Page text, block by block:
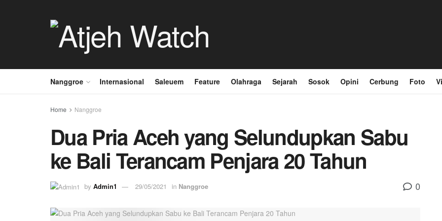
Nanggroe Internasional Saleuem Feature Olahraga Sejarah Sosok Opini Cerbung Foto
Home Nanggroe
Dua Pria Aceh yang Selundupkan Sabu
ke Bali Terancam Penjara 20 Tahun
by Admin1 29/05/2021 in Nanggroe 0